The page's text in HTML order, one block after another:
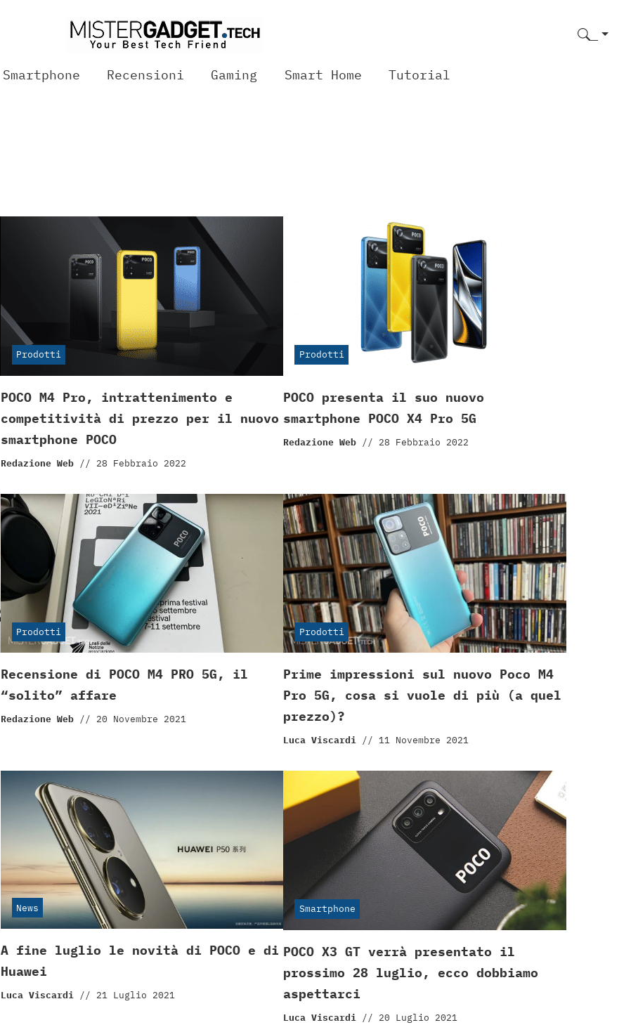
Smartphone Recensioni Gaming Smart Home Tutorial
Prodotti
POCO M4 Pro, intrattenimento e
competitività di prezzo per il nuovo
smartphone POCO
Redazione Web // 28 Febbraio 2022
Prodotti
POCO presenta il suo nuovo
smartphone POCO X4 Pro 5G
Redazione Web // 28 Febbraio 2022
Prodotti
Recensione di POCO M4 PRO 5G, il
“solito” affare
Redazione Web // 20 Novembre 2021
Prodotti
Prime impressioni sul nuovo Poco M4
Pro 5G, cosa si vuole di più (a quel
prezzo)?
Luca Viscardi // 11 Novembre 2021
News
A fine luglio le novità di POCO e di
Huawei
Luca Viscardi // 21 Luglio 2021
Smartphone
POCO X3 GT verrà presentato il
prossimo 28 luglio, ecco dobbiamo
aspettarci
Luca Viscardi // 20 Luglio 2021